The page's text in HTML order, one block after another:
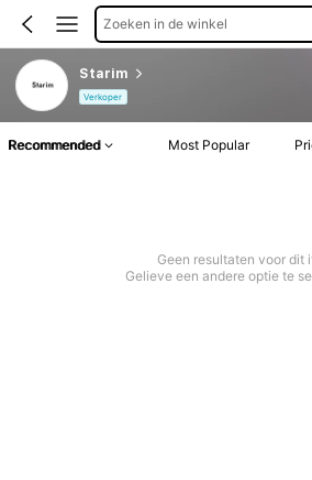
Zoeken in de winkel
Starim
Verkoper
Recommended Most Popular
Geen resultaten voor dit
Gelieve een andere optie te